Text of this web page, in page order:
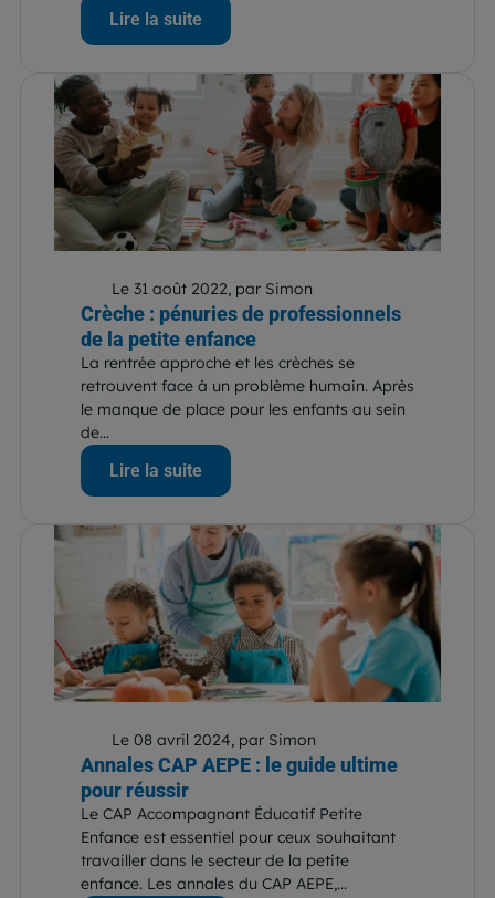
Lire la suite
Le 31 août 2022, par Simon
Crèche : pénuries de professionnels
de la petite enfance
La rentrée approche et les crèches se
retrouvent face à un problème humain. Après
le manque de place pour les enfants au sein
de...
Lire la suite
Le 08 avril 2024, par Simon
Annales CAP AEPE : le guide ultime
pour réussir
Le CAP Accompagnant Éducatif Petite
Enfance est essentiel pour ceux souhaitant
travailler dans le secteur de la petite
enfance. Les annales du CAP AEPE,...